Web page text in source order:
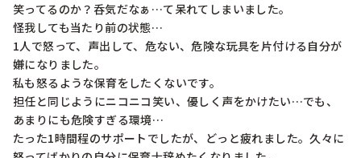
笑ってるのか？呑気だなぁ…て呆れてしまいました。
怪我しても当たり前の状態…
1人で怒って、声出して、危ない、危険な玩具を片付ける自分が
嫌になりました。
私も怒るような保育をしたくないです。
担任と同じようにニコニコ笑い、優しく声をかけたい…でも、
あまりにも危険すぎる環境…
たった1時間程のサポートでしたが、どっと疲れました。久々に